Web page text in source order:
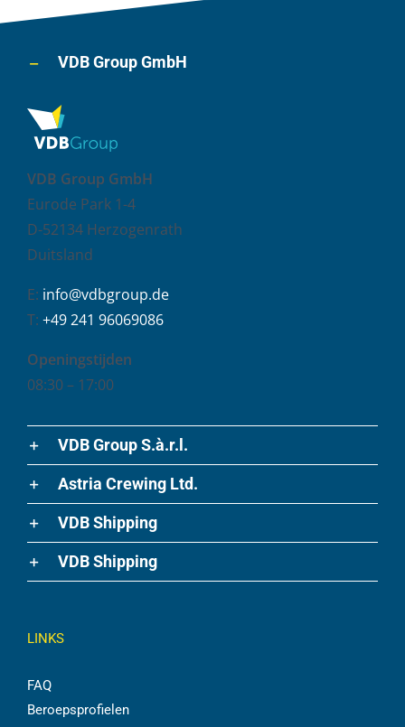
VDB Group GmbH
VDB Group GmbH
Eurode Park 1-4
D-52134 Herzogenrath
Duitsland
E: info@vdbgroup.de
T: +49 241 96069086
Openingstijden
08:30 – 17:00
VDB Group S.à.r.l.
Astria Crewing Ltd.
VDB Shipping
VDB Shipping
LINKS
FAQ
Beroepsprofielen